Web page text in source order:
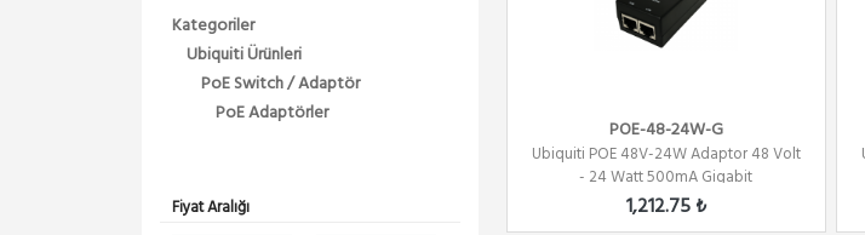
Kategoriler
Ubiquiti Ürünleri
PoE Switch / Adaptör
PoE Adaptörler
Fiyat Aralığı
POE-48-24W-G
Ubiquiti POE 48V-24W Adaptor 48 Volt
- 24 Watt 500mA Gigabit
1,212.75 ₺